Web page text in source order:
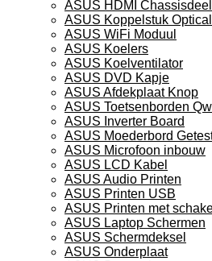
ASUS HDMI Chassisdeel
ASUS Koppelstuk
ASUS WiFi Moduul
ASUS Koelers
ASUS Koelventilator
ASUS DVD Kapje
ASUS Afdekplaat Knop
ASUS Toetsenborden
ASUS Inverter Board
ASUS Moederbord
ASUS Microfoon inbouw
ASUS LCD Kabel
ASUS Audio Printen
ASUS Printen USB
ASUS Printen met
ASUS Laptop Schermen
ASUS Schermdeksel
ASUS Onderplaat